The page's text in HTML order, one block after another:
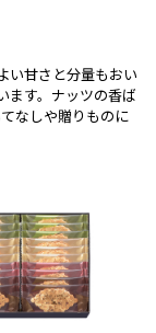
い甘さと分量もおい
ます。ナッツの香ば
なしや贈りものに